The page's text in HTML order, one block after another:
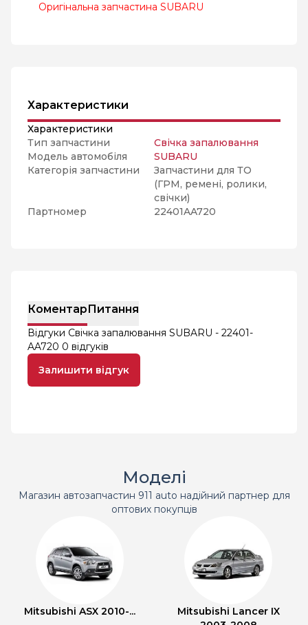
Оригінальна запчастина SUBARU
Характеристики
Характеристики
Тип запчастини
Свічка запалювання
Модель автомобіля
SUBARU
Категорія запчастини
Запчастини для ТО
(ГРМ, ремені, ролики,
свічки)
Партномер
22401AA720
КоментарПитання
Відгуки Свічка запалювання SUBARU - 22401-
AA720 0 відгуків
Залишити відгук
Моделі
Магазин автозапчастин 911 auto надійний партнер для
оптових покупців
Mitsubishi ASX 2010-...
Mitsubishi Lancer IX